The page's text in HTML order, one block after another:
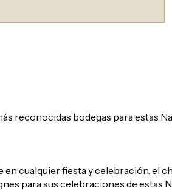
reconocidas bodegas para estas
cualquier fiesta y celebración. el
para sus celebraciones de estas